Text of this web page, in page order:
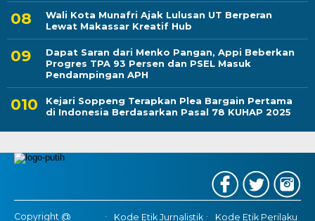
Wali Kota Munafri Ajak Lulusan UT Berperan
Lewat Makassar Kreatif Hub
Dapat Saran dari Menko Pangan, Appi Beberkan
Progres TPA 93 Persen dan PSEL Masuk
Pendampingan APH
Kejari Soppeng Terapkan Plea Bargain Pertama
di Indonesia Berdasarkan Pasal 78 KUHAP 2025
Copyright @ Kode Etik Jurnalistik Kode Etik Perilaku